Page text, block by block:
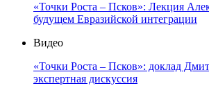
«Точки Роста – Псков»: Лекция
будущем Евразийской интеграции
Видео
«Точки Роста – Псков»: доклад
экспертная дискуссия